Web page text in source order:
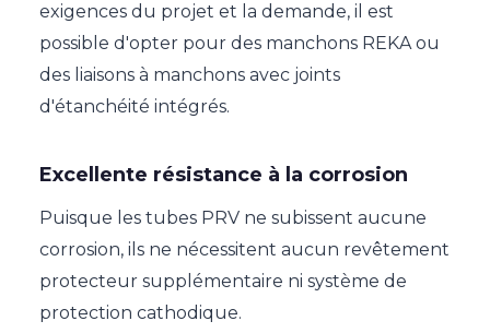
exigences du projet et la demande, il est
possible d'opter pour des manchons REKA ou
des liaisons à manchons avec joints
d'étanchéité intégrés.
Excellente résistance à la corrosion
Puisque les tubes PRV ne subissent aucune
corrosion, ils ne nécessitent aucun revêtement
protecteur supplémentaire ni système de
protection cathodique.